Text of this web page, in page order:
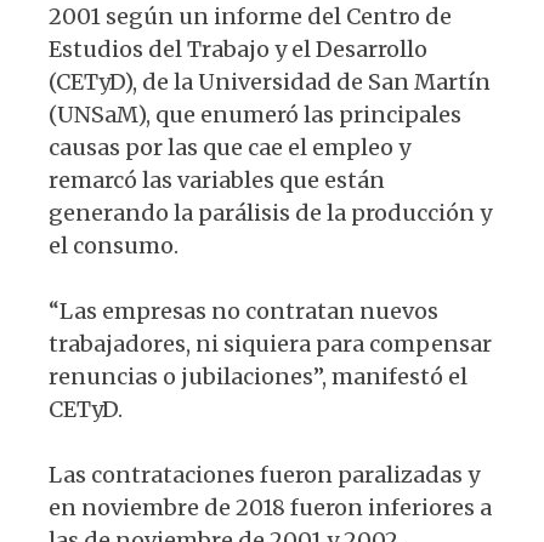
2001 según un informe del Centro de
Estudios del Trabajo y el Desarrollo
(CETyD), de la Universidad de San Martín
(UNSaM), que enumeró las principales
causas por las que cae el empleo y
remarcó las variables que están
generando la parálisis de la producción y
el consumo.
“Las empresas no contratan nuevos
trabajadores, ni siquiera para compensar
renuncias o jubilaciones”, manifestó el
CETyD.
Las contrataciones fueron paralizadas y
en noviembre de 2018 fueron inferiores a